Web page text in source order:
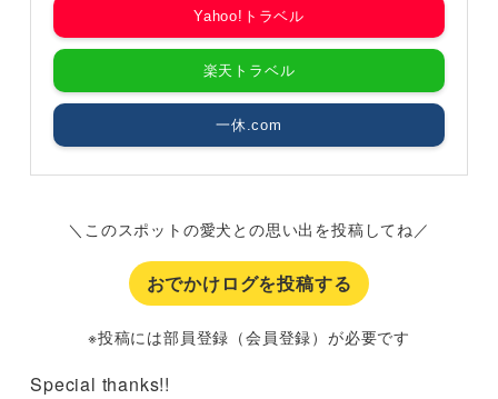
Yahoo!トラベル
楽天トラベル
一休.com
＼このスポットの愛犬との思い出を投稿してね／
おでかけログを投稿する
※投稿には部員登録（会員登録）が必要です
Special thanks!!